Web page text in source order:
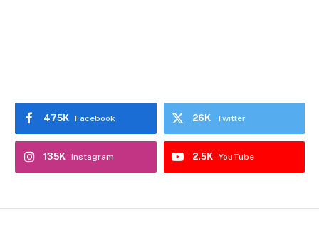
Facebook
475K Twitter
26K
Instagram
135K YouTube
2.5K